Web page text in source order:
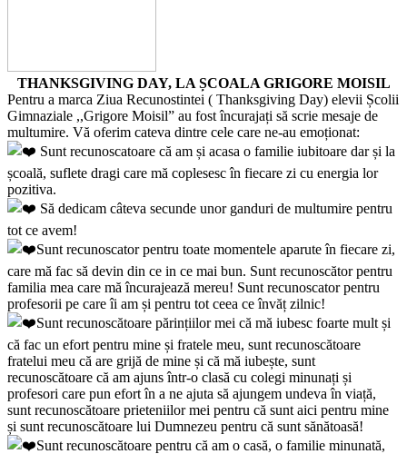
THANKSGIVING DAY, LA ȘCOALA GRIGORE MOISIL
Pentru a marca Ziua Recunostintei ( Thanksgiving Day) elevii Școlii
Gimnaziale ,,Grigore Moisil” au fost încurajați să scrie mesaje de
multumire. Vă oferim cateva dintre cele care ne-au emoționat:
Sunt recunoscatoare că am și acasa o familie iubitoare dar și la
școală, suflete dragi care mă coplesesc în fiecare zi cu energia lor
pozitiva.
Să dedicam câteva secunde unor ganduri de multumire pentru
tot ce avem!
Sunt recunoscator pentru toate momentele aparute în fiecare zi,
care mă fac să devin din ce in ce mai bun. Sunt recunoscător pentru
familia mea care mă încurajează mereu! Sunt recunoscator pentru
profesorii pe care îi am și pentru tot ceea ce învăț zilnic!
Sunt recunoscătoare părințiilor mei că mă iubesc foarte mult și
că fac un efort pentru mine și fratele meu, sunt recunoscătoare
fratelui meu că are grijă de mine și că mă iubește, sunt
recunoscătoare că am ajuns într-o clasă cu colegi minunați și
profesori care pun efort în a ne ajuta să ajungem undeva în viață,
sunt recunoscătoare prieteniilor mei pentru că sunt aici pentru mine
și sunt recunoscătoare lui Dumnezeu pentru că sunt sănătoasă!
Sunt recunoscătoare pentru că am o casă, o familie minunată,